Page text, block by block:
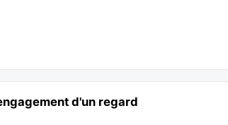
d'un regard